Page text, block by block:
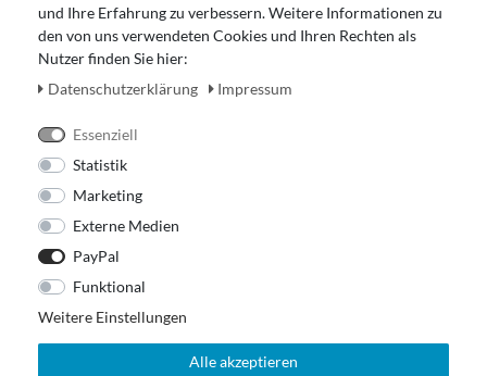
Widerrufsrecht
Zahlung und Versand
Unser Ladengeschäft
und Ihre Erfahrung zu verbessern. Weitere Informationen zu
den von uns verwendeten Cookies und Ihren Rechten als
Nutzer finden Sie hier:
Daten­schutz­erklärung
Impressum
Essenziell
Statistik
Marketing
Externe Medien
PayPal
Funktional
Weitere Einstellungen
Alle akzeptieren